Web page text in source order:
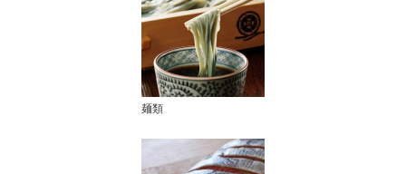
麺類